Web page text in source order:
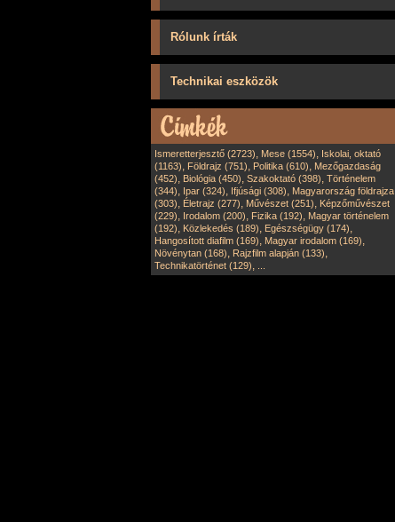
Rólunk írták
Technikai eszközök
Ismeretterjesztő (2723), Mese (1554), Iskolai, oktató
(1163), Földrajz (751), Politika (610), Mezőgazdaság
(452), Biológia (450), Szakoktató (398), Történelem
(344), Ipar (324), Ifjúsági (308), Magyarország földrajza
(303), Életrajz (277), Művészet (251), Képzőművészet
(229), Irodalom (200), Fizika (192), Magyar történelem
(192), Közlekedés (189), Egészségügy (174),
Hangosított diafilm (169), Magyar irodalom (169),
Növénytan (168), Rajzfilm alapján (133),
Technikatörténet (129),